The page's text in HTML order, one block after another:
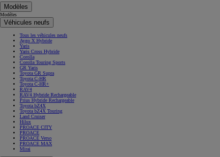
Modèles
Modèles
Véhicules neufs
Tous les véhicules neufs
Aygo X Hybride
Yaris
Yaris Cross Hybride
Corolla
Corolla Touring Sports
GR Yaris
Toyota GR Supra
Toyota C-HR
Toyota C-HR+
RAV4
RAV4 Hybride Rechargeable
Prius Hybride Rechargeable
Toyota bZ4X
Toyota bZ4X Touring
Land Cruiser
Hilux
PROACE CITY
PROACE
PROACE Verso
PROACE MAX
Mirai